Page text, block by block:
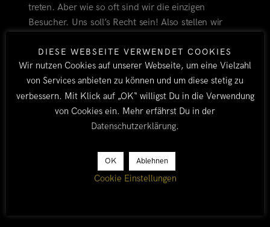
treten. Aber wie so oft sind wir die einzigen
Besucher. Uns soll’s Recht sein! Also stellen wir
die Ruhe und den Blick für uns alleine.
SERENJE SAMFYA AFRIKA SAMBIA
LUSAKA
LUMANGWE FALLS
KAWAMBWA
DIESE WEBSEITE VERWENDET COOKIES
Wir nutzen Cookies auf unserer Webseite, um eine Vielzahl
von Services anbieten zu können und um diese stetig zu
verbessern. Mit Klick auf „OK“ willigst Du in die Verwendung
von Cookies ein. Mehr erfährst Du in der
Datenschutzerklärung.
OK Ablehnen
Cookie Einstellungen